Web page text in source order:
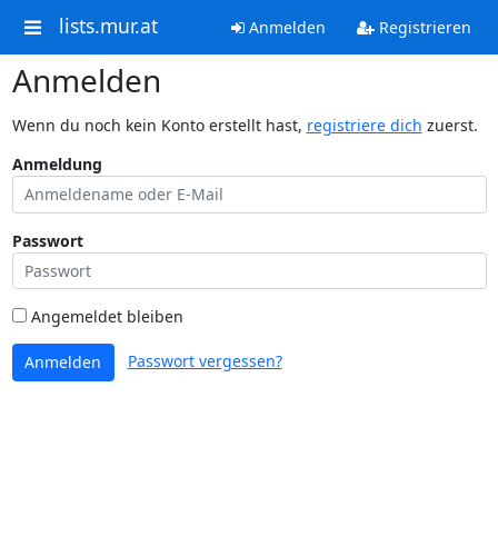
lists.mur.at Anmelden Registrieren
Anmelden
Wenn du noch kein Konto erstellt hast, registriere dich zuerst.
Anmeldung
Passwort
Angemeldet bleiben
Anmelden Passwort vergessen?